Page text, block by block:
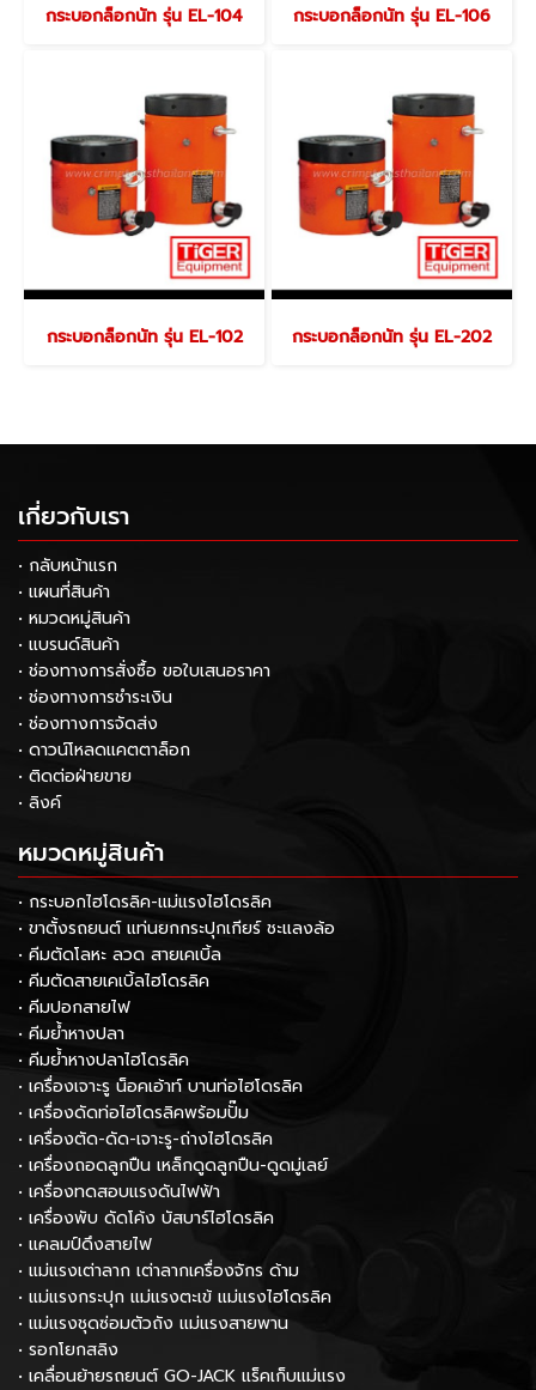
กระบอกล็อกนัท รุ่น EL-104 กระบอกล็อกนัท รุ่น EL-106
กระบอกล็อกนัท รุ่น EL-102 กระบอกล็อกนัท รุ่น EL-202
เกี่ยวกับเรา
• กลับหน้าแรก
• แผนที่สินค้า
• หมวดหมู่สินค้า
• แบรนด์สินค้า
• ช่องทางการสั่งซื้อ ขอใบเสนอราคา
• ช่องทางการชำระเงิน
• ช่องทางการจัดส่ง
• ดาวน์โหลดแคตตาล็อก
• ติดต่อฝ่ายขาย
• ลิงค์
หมวดหมู่สินค้า
• กระบอกไฮโดรลิค-แม่แรงไฮโดรลิค
• ขาตั้งรถยนต์ แท่นยกกระปุกเกียร์ ชะแลงล้อ
• คีมตัดโลหะ ลวด สายเคเบิ้ล
• คีมตัดสายเคเบิ้ลไฮโดรลิค
• คีมปอกสายไฟ
• คีมย้ำหางปลา
• คีมย้ำหางปลาไฮโดรลิค
• เครื่องเจาะรู น็อคเอ้าท์ บานท่อไฮโดรลิค
• เครื่องดัดท่อไฮโดรลิคพร้อมปั๊ม
• เครื่องตัด-ดัด-เจาะรู-ถ่างไฮโดรลิค
• เครื่องถอดลูกปืน เหล็กดูดลูกปืน-ดูดมู่เลย์
• เครื่องทดสอบแรงดันไฟฟ้า
• เครื่องพับ ดัดโค้ง บัสบาร์ไฮโดรลิค
• แคลมป์ดึงสายไฟ
• แม่แรงเต่าลาก เต่าลากเครื่องจักร ด้าม
• แม่แรงกระปุก แม่แรงตะเข้ แม่แรงไฮโดรลิค
• แม่แรงชุดซ่อมตัวถัง แม่แรงสายพาน
• รอกโยกสลิง
• เคลื่อนย้ายรถยนต์ GO-JACK แร็คเก็บแม่แรง